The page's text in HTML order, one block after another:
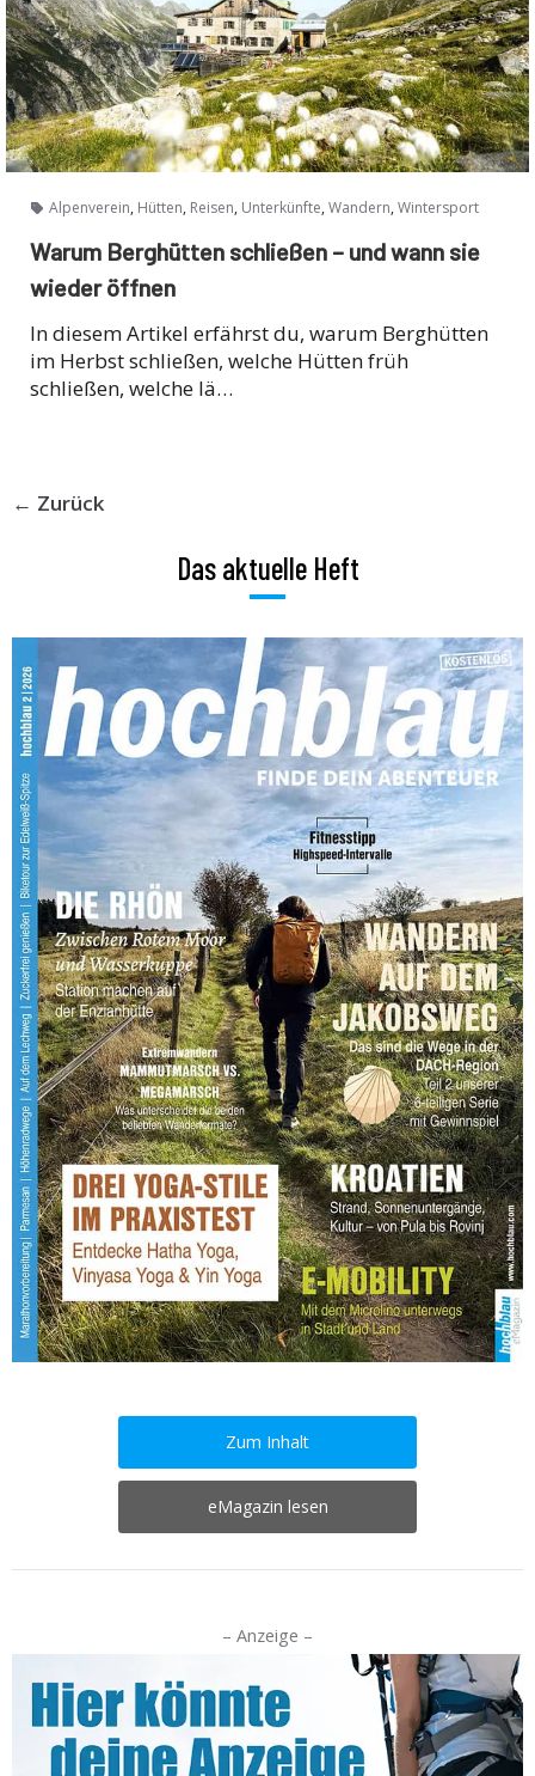
Alpenverein, Hütten, Reisen, Unterkünfte, Wandern, Wintersport
Warum Berghütten schließen – und wann sie
wieder öffnen
In diesem Artikel erfährst du, warum Berghütten
im Herbst schließen, welche Hütten früh
schließen, welche lä…
← Zurück
Das aktuelle Heft
Zum Inhalt
eMagazin lesen
– Anzeige –